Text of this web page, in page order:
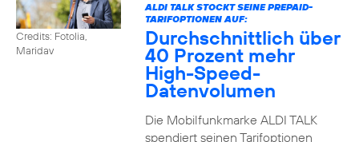
Credits: Fotolia,
Maridav
ALDI TALK STOCKT SEINE PREPAID-
TARIFOPTIONEN AUF:
Durchschnittlich über
40 Prozent mehr
High-Speed-
Datenvolumen
Die Mobilfunkmarke ALDI TALK
spendiert seinen Tarifoptionen